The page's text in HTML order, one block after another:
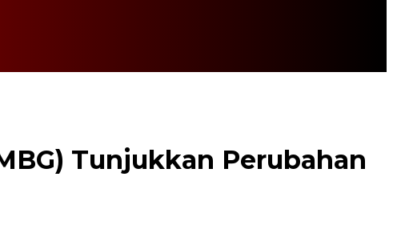
Tunjukkan Perubahan